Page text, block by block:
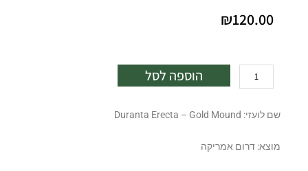
₪120.00
של
תאילנדית
ל'
הוספה לסל
שם לועזי: Duranta Erecta – Gold Mound
מוצא: דרום אמריקה